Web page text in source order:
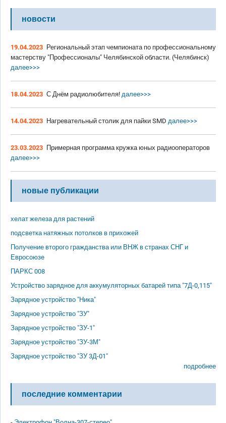
новости
19.04.2023 Региональный этап чемпионата по профессиональному
мастерству "Профессионалы" Челябинской области. (Челябинск)
далее>>>
18.04.2023 С Днём радиолюбителя! далее>>>
14.04.2023 Нагревательный столик для пайки SMD далее>>>
23.03.2023 Примерная программа кружка юных радиооператоров
далее>>>
новые публикации
хелат железа для растений
подсветка натяжных потолков в прихожей
Получение второго гражданства или ВНЖ в странах СНГ и
Евросоюзе
ПАРКС 008
Устройство зарядное для аккумуляторных батарей типа "7Д-0,115"
Зарядное устройство "Ника"
Зарядное устройство "ЗУ"
Зарядное устройство "ЗУ-1"
Зарядное устройство "ЗУ-3М"
Зарядное устройство "ЗУ 3Д-01"
подробнее
последние комментарии